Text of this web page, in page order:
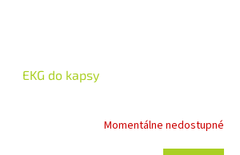
EKG do kapsy
Momentálne nedostupné